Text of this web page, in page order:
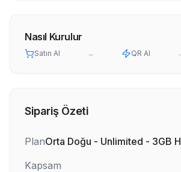
Nasıl Kurulur
Satın Al → QR Al
Sipariş Özeti
PlanOrta Doğu - Unlimited - 3GB
Kapsam